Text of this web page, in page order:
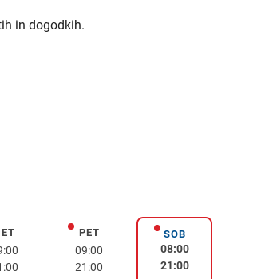
in dogodkih.
četrtek PETpetek
09:00
21:00
SOBsobota
08:00
21:00